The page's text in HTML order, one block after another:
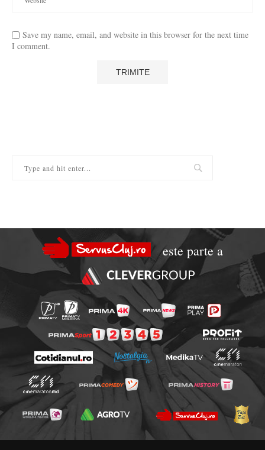
Save my name, email, and website in this browser for the next time
I comment.
este parte a